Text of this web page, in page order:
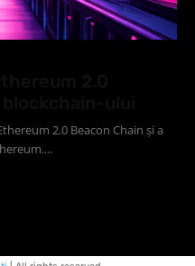
2.0 Beacon Chain și a